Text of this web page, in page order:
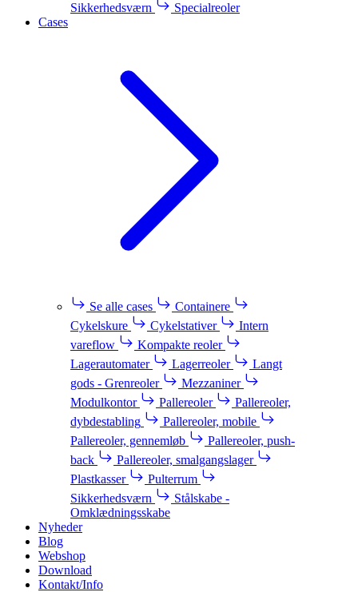
Sikkerhedsværn
Specialreoler
Cases
Se alle cases
Containere
Cykelskure
Cykelstativer
Intern
vareflow
Kompakte reoler
Lagerautomater
Lagerreoler
Langt
gods - Grenreoler
Mezzaniner
Modulkontor
Pallereoler
Pallereoler,
dybdestabling
Pallereoler, mobile
Pallereoler, gennemløb
Pallereoler, push-
back
Pallereoler, smalgangslager
Plastkasser
Pulterrum
Sikkerhedsværn
Stålskabe -
Omklædningsskabe
Nyheder
Blog
Webshop
Download
Kontakt/Info